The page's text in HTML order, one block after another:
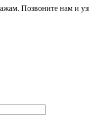
Позвоните нам и